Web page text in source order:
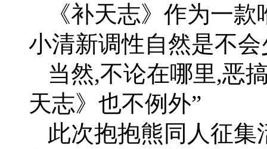
《补天志》作为一
小清新调性自然是不会
当然,不论在哪里,恶
天志》也不例外”
此次抱抱熊同人征